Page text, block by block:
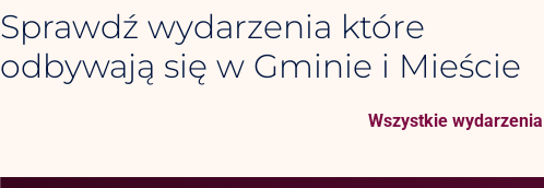
Sprawdź wydarzenia które
odbywają się w Gminie i Mieście
Wszystkie wydarzenia